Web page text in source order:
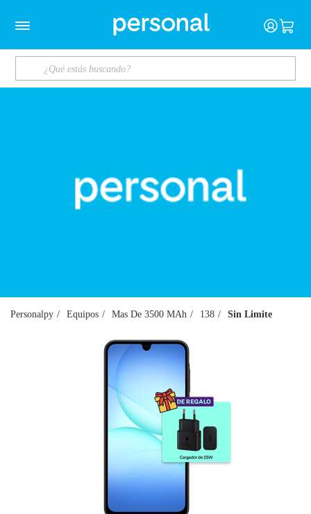
Personalpy Equipos Mas De 3500 MAh 138 Sin Limite